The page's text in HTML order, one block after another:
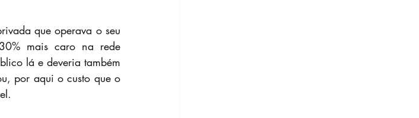
que operava o seu
mais caro na rede
lá e deveria também
por aqui o custo que o